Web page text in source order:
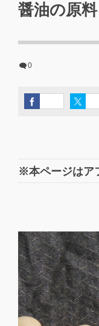
醤油の原
0
※本ページはア